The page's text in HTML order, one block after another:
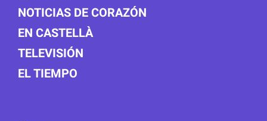
NOTICIAS DE CORAZÓN
EN CASTELLÀ
TELEVISIÓN
EL TIEMPO